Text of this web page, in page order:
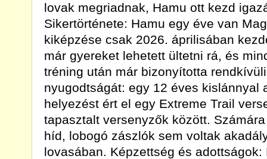
lovak megriadnak, Hamu ott kezd
Sikertörténete: Hamu egy éve van
kiképzése csak 2026. áprilisában
már gyereket lehetett ültetni rá, és
tréning után már bizonyította
nyugodtságát: egy 12 éves kislánnyal
helyezést ért el egy Extreme Trail
tapasztalt versenyzők között.
híd, lobogó zászlók sem voltak
lovasában. Képzettség és adottságok: